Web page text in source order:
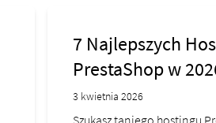
7 Najlepszych
PrestaShop w
3 kwietnia 2026
Szukasz taniego hostingu